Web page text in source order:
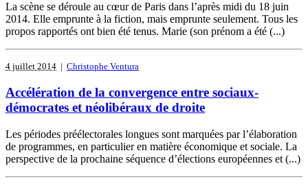
La scène se déroule au cœur de Paris dans l’après midi du 18 juin
2014. Elle emprunte à la fiction, mais emprunte seulement. Tous les
propos rapportés ont bien été tenus. Marie (son prénom a été (...)
4 juillet 2014 | Christophe Ventura
Accélération de la convergence entre sociaux-
démocrates et néolibéraux de droite
Les périodes préélectorales longues sont marquées par l’élaboration
de programmes, en particulier en matière économique et sociale. La
perspective de la prochaine séquence d’élections européennes et (...)